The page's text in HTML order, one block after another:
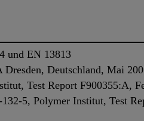
und EN 13813
Deutschland, Mai
Test Report F900355:A,
5, Polymer Institut, Test